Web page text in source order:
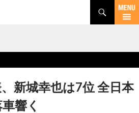
新城幸也は7位 全日本
響く